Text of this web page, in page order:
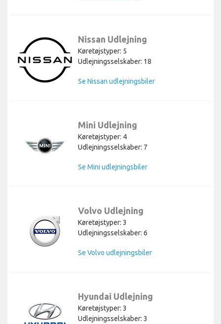
Nissan Udlejning
Køretøjstyper: 5
Udlejningsselskaber: 18
Se Nissan udlejningsbiler
Mini Udlejning
Køretøjstyper: 4
Udlejningsselskaber: 7
Se Mini udlejningsbiler
Volvo Udlejning
Køretøjstyper: 3
Udlejningsselskaber: 6
Se Volvo udlejningsbiler
Hyundai Udlejning
Køretøjstyper: 3
Udlejningsselskaber: 3